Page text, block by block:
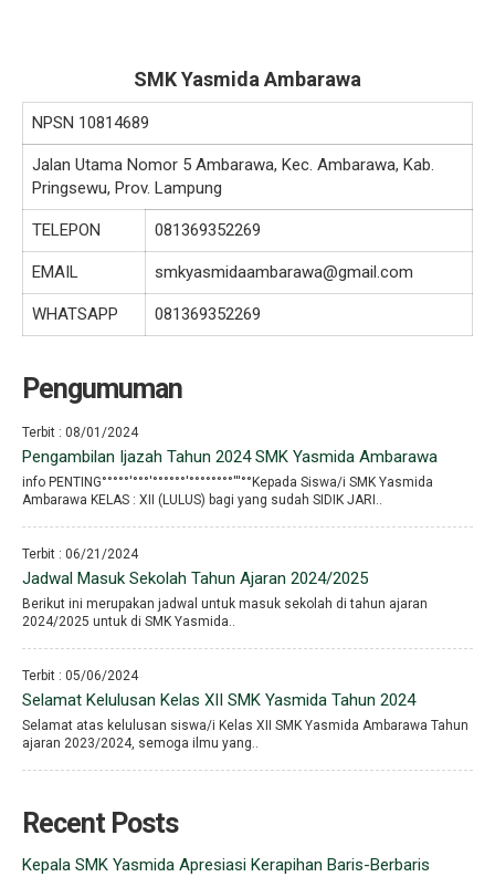
SMK Yasmida Ambarawa
NPSN 10814689
Jalan Utama Nomor 5 Ambarawa, Kec. Ambarawa, Kab.
Pringsewu, Prov. Lampung
TELEPON 081369352269
EMAIL smkyasmidaambarawa@gmail.com
WHATSAPP 081369352269
Pengumuman
Terbit : 08/01/2024
Pengambilan Ijazah Tahun 2024 SMK Yasmida Ambarawa
info PENTING°°°°°′°°°′°°°°°°′°°°°°°°°′′′°°Kepada Siswa/i SMK Yasmida
Ambarawa KELAS : XII (LULUS) bagi yang sudah SIDIK JARI..
Terbit : 06/21/2024
Jadwal Masuk Sekolah Tahun Ajaran 2024/2025
Berikut ini merupakan jadwal untuk masuk sekolah di tahun ajaran
2024/2025 untuk di SMK Yasmida..
Terbit : 05/06/2024
Selamat Kelulusan Kelas XII SMK Yasmida Tahun 2024
Selamat atas kelulusan siswa/i Kelas XII SMK Yasmida Ambarawa Tahun
ajaran 2023/2024, semoga ilmu yang..
Recent Posts
Kepala SMK Yasmida Apresiasi Kerapihan Baris-Berbaris